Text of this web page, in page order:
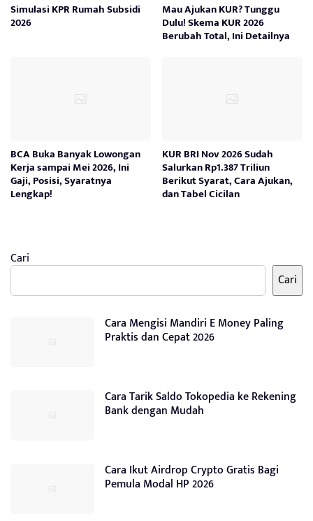
Simulasi KPR Rumah Subsidi
2026
Mau Ajukan KUR? Tunggu
Dulu! Skema KUR 2026
Berubah Total, Ini Detailnya
BCA Buka Banyak Lowongan
Kerja sampai Mei 2026, Ini
Gaji, Posisi, Syaratnya
Lengkap!
KUR BRI Nov 2026 Sudah
Salurkan Rp1.387 Triliun
Berikut Syarat, Cara Ajukan,
dan Tabel Cicilan
Cari
Cari
Cara Mengisi Mandiri E Money Paling
Praktis dan Cepat 2026
Cara Tarik Saldo Tokopedia ke Rekening
Bank dengan Mudah
Cara Ikut Airdrop Crypto Gratis Bagi
Pemula Modal HP 2026